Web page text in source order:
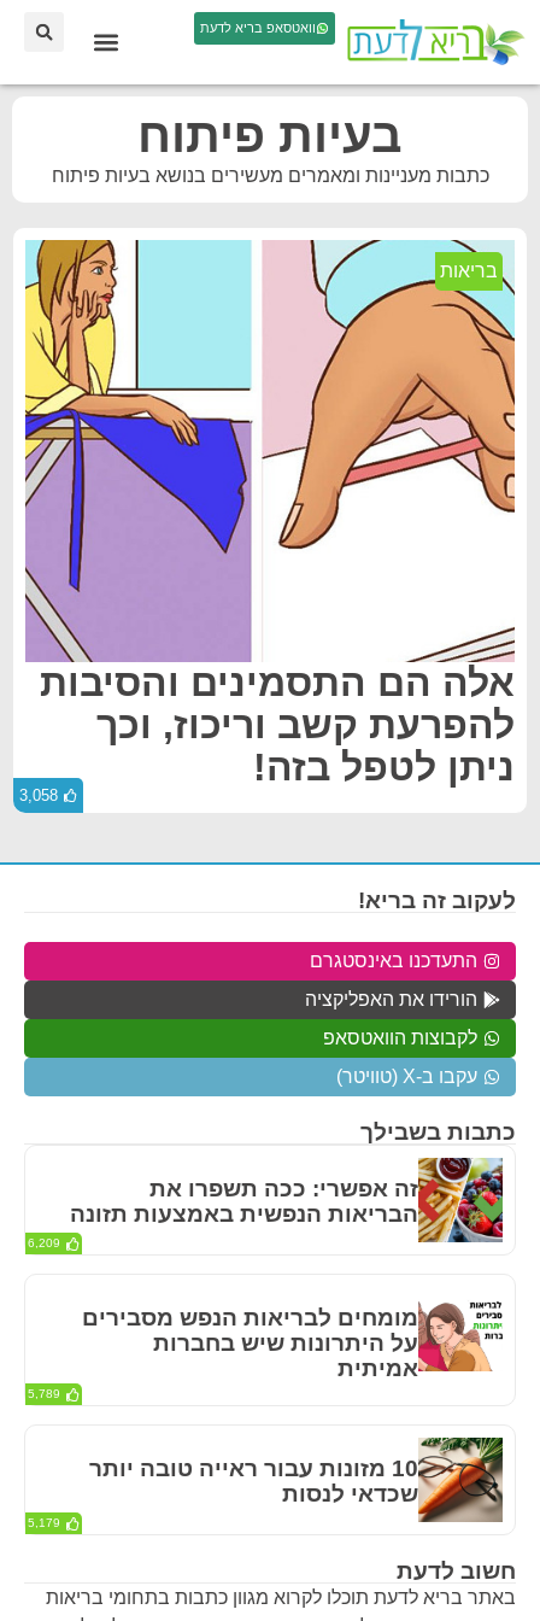
וואטסאפ בריא לדעת
בעיות פיתוח
כתבות מעניינות ומאמרים מעשירים בנושא בעיות פיתוח
בריאות
אלה הם התסמינים והסיבות
להפרעת קשב וריכוז, וכך
ניתן לטפל בזה!
3,058
חשוב לדעת
באתר בריא לדעת תוכלו לקרוא מגוון כתבות בתחומי בריאות
כתבות בשבילך
זה אפשרי: ככה תשפרו את
הבריאות הנפשית באמצעות תזונה
6,209
מומחים לבריאות הנפש מסבירים
על היתרונות שיש בחברות
אמיתית
5,789
10 מזונות עבור ראייה טובה יותר
שכדאי לנסות
5,179
לעקוב זה בריא!
התעדכנו באינסטגרם
הורידו את האפליקציה
לקבוצות הוואטסאפ
עקבו ב-X (טוויטר)